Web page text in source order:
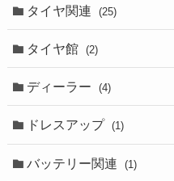
タイヤ関連 (25)
タイヤ館 (2)
ディーラー (4)
ドレスアップ (1)
バッテリー関連 (1)